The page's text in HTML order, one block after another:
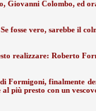
Giovanni Colombo, ed
vero, sarebbe il
realizzare: Roberto
Formigoni,
più presto con un